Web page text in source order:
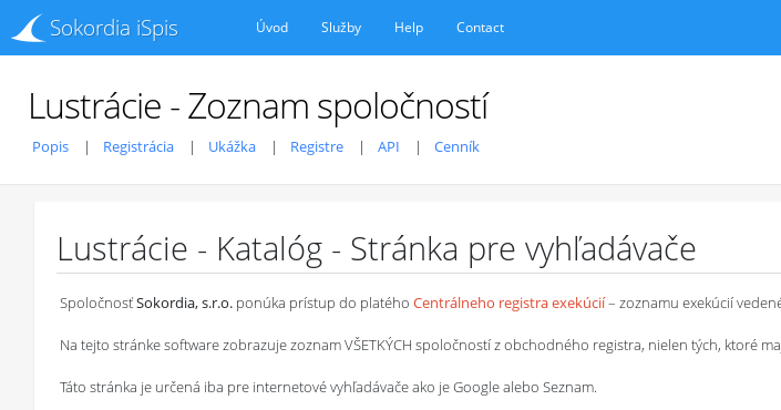
Sokordia iSpis Úvod Služby Help Contact
Lustrácie - Zoznam spoločností
Popis Registrácia Ukážka Registre API Cenník
Lustrácie - Katalóg - Stránka pre vyhľadávače
SpoločnosťSokordia, s.r.o. ponúka prístup do platého Centrálneho registra exekúcií– zoznamu exekúcií
Na tejto stránke software zobrazuje zoznam VŠETKÝCH spoločností z obchodného registra, nielen tých, ktoré
Táto stránka je určená iba pre internetové vyhľadávače ako je Google alebo Seznam.